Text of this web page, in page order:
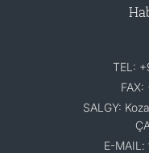
TEL:
FAX:
SALGY:
E-